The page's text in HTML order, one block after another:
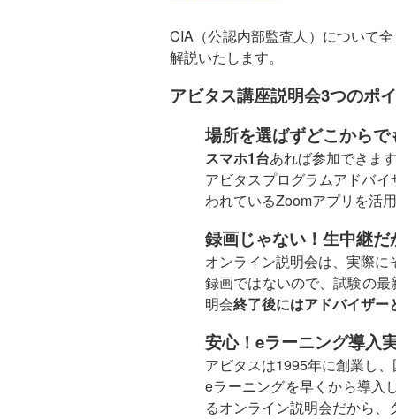
CIA（公認内部監査人）について
解説いたします。
アビタス講座説明会3つのポ
場所を選ばずどこから
スマホ1台あれば参加できま
アビタスプログラムアドバ
われているZoomアプリを活
録画じゃない！生中継
オンライン説明会は、実際
録画ではないので、試験の
明会終了後にはアドバイザー
安心！eラーニング導入
アビタスは1995年に創業し
eラーニングを早くから導入
るオンライン説明会だから